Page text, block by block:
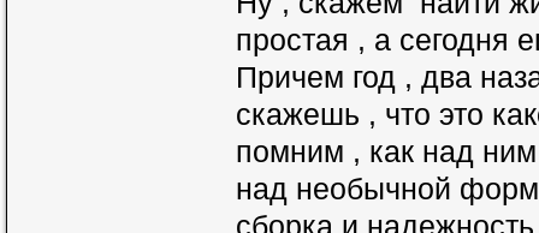
простая , а сегодня
Причем год , два
скажешь , что это
помним , как над
над необычной
сборка и